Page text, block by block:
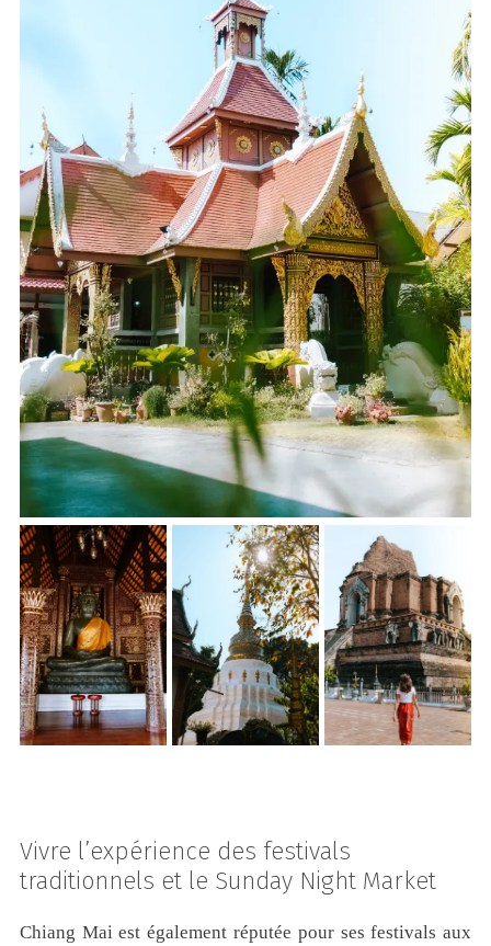
Vivre l’expérience des festivals
traditionnels et le Sunday Night Market
Chiang Mai est également réputée pour ses festivals aux